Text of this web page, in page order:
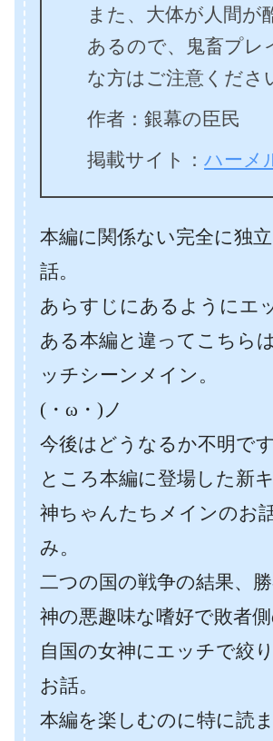
また、大体が人間が
あるので、鬼畜プレ
な方はご注意くださ
作者：銀幕の臣民
掲載サイト： ハーメ
本編に関係ない完全に独
話。
あらすじにあるようにエ
ある本編と違ってこちら
ッチシーンメイン。
(・ω・)ノ
今後はどうなるか不明で
ところ本編に登場した新
神ちゃんたちメインのお
み。
二つの国の戦争の結果、
神の悪趣味な嗜好で敗者
自国の女神にエッチで絞
お話。
本編を楽しむのに特に読